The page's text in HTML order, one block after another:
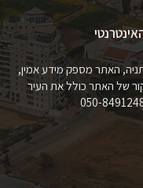
האתר מספק מידע אמין,
של האתר כולל את העיר